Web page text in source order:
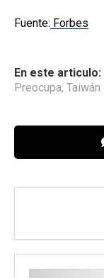
Fuente: Forbes
En este articulo:
Preocupa, Taiwán